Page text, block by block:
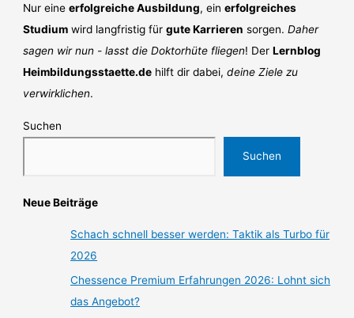
Nur eineerfolgreiche Ausbildung, einerfolgreiches
Studium wird langfristig fürgute Karrieren sorgen.Daher
sagen wir nun - lasst die Doktorhüte fliegen! DerLernblog
Heimbildungsstaette.de hilft dir dabei,deine Ziele zu
verwirklichen.
Suchen
Suchen
Neue Beiträge
Schach schnell besser werden: Taktik als Turbo für
2026
Chessence Premium Erfahrungen 2026: Lohnt sich
das Angebot?